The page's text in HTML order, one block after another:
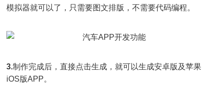
模拟器就可以了，只需要图文排版，不需要代码编程。
3.制作完成后，直接点击生成，就可以生成安卓版及苹果
iOS版APP。